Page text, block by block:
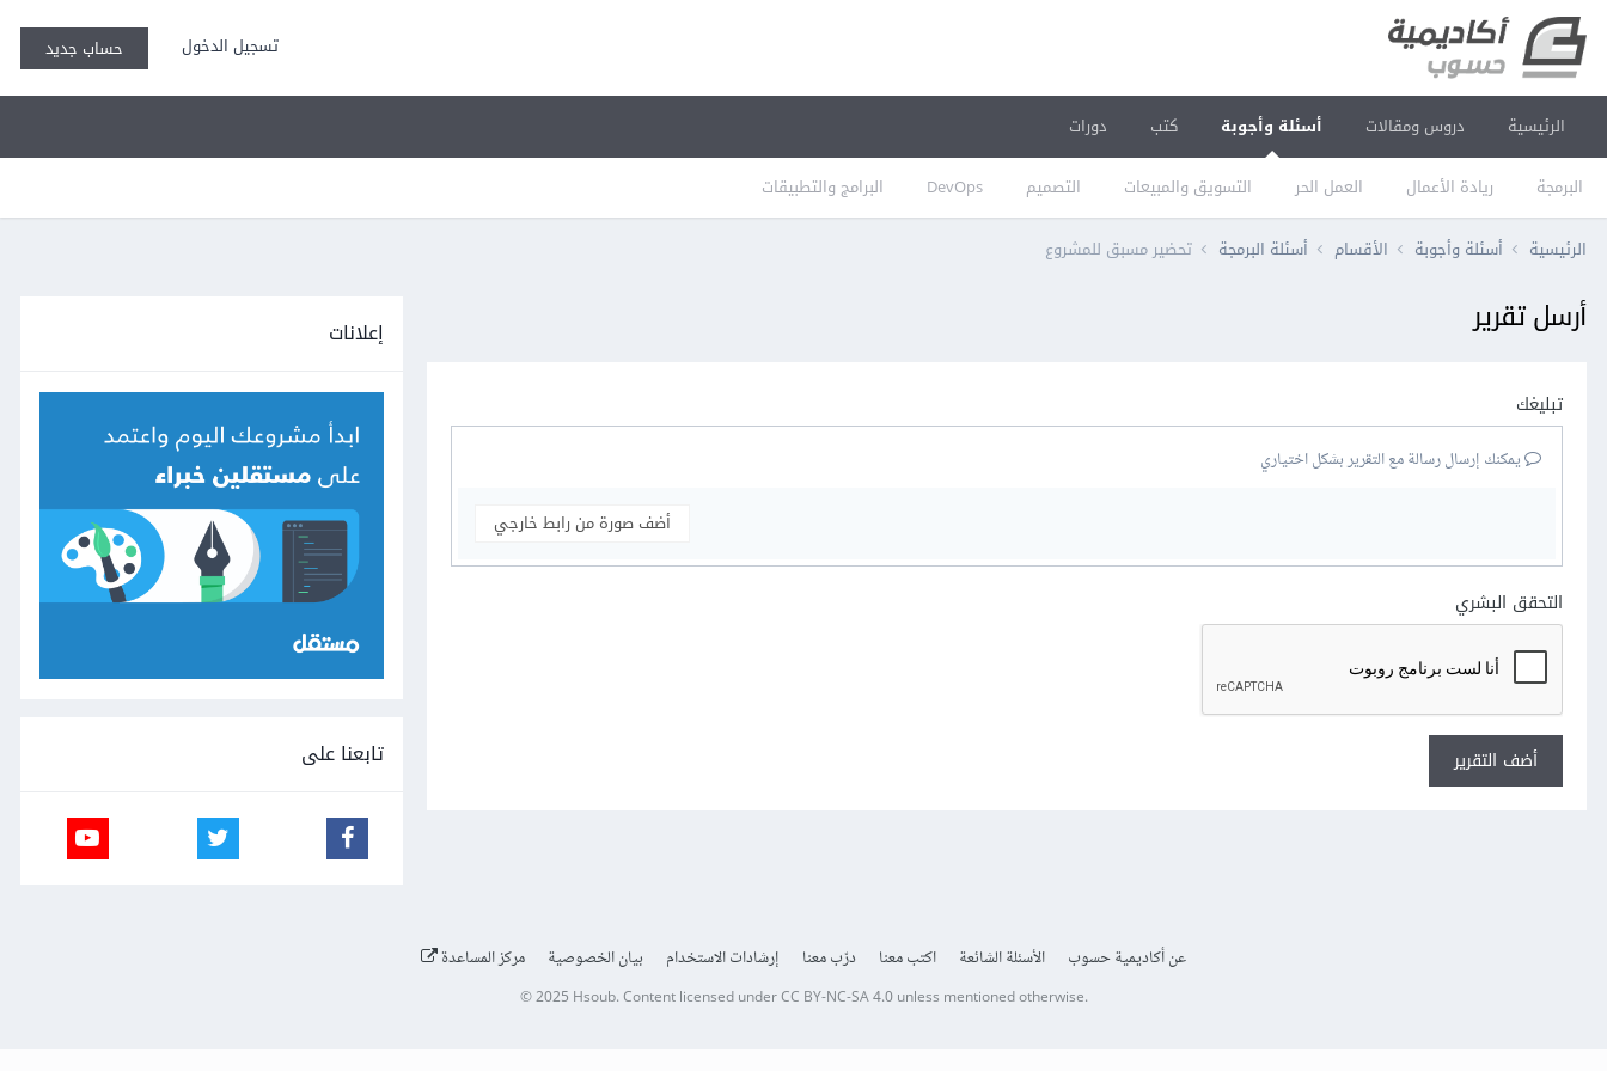
تسجيل الدخول حساب جديد
الرئيسية دروس ومقالات أسئلة وأجوبة
البرمجة ريادة الأعمال العمل الحر التسويق والمبيعات التصميم DevOps البرامج والتطبيقات
كتب دورات
الرئيسية أسئلة وأجوبة الأقسام أسئلة البرمجة تحضير مسبق للمشروع
أرسل تقرير
تبليغك
يمكنك إرسال رسالة مع التقرير بشكل اختياري
أضف صورة من رابط خارجي
التحقق البشري
أضف التقرير
إعلانات
تابعنا على
عن أكاديمية حسوب الأسئلة الشائعة اكتب معنا درّب معنا إرشادات الاستخدام بيان الخصوصية مركز المساعدة
© 2025 Hsoub.Content licensed underCC BY-NC-SA 4.0unless mentioned otherwise.